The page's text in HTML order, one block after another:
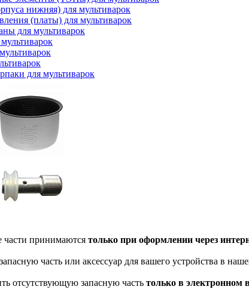
нижняя) для мультиварок
(платы) для мультиварок
для мультиварок
для мультиварок
части принимаются только при оформлении через
часть или аксессуар для вашего устройства в
отсутствующую запасную часть только в электронном